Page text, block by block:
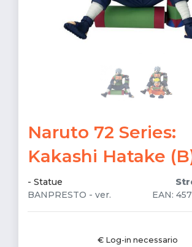
Naruto 72 Series:
Kakashi Hatake
- Statue
EAN:
BANPRESTO - ver.
€ Log-in necessario